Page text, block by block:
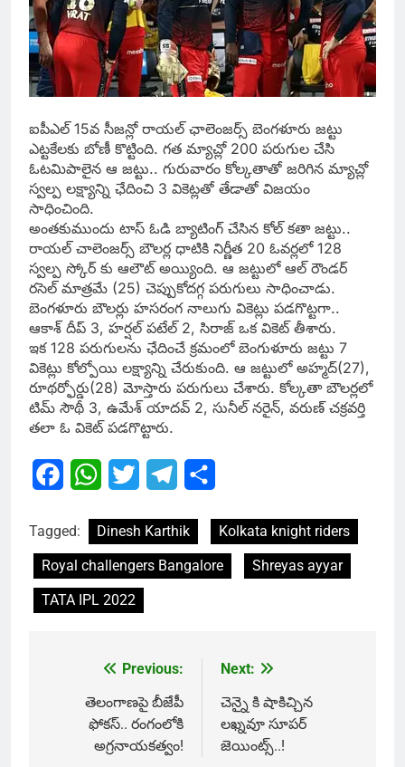
ఐపీఎల్ 15వ సీజన్లో రాయల్ ఛాలెంజర్స్ బెంగళూరు జట్టు
ఎట్టకేలకు బోణీ కొట్టింది. గత మ్యాచ్లో 200 పరుగుల చేసి
ఓటమిపాలైన ఆ జట్టు.. గురువారం కోల్కతాతో జరిగిన మ్యాచ్లో
స్వల్ప లక్ష్యాన్ని ఛేదించి 3 వికెట్లతో తేడాతో విజయం
సాధించింది.
అంతకుముందు టాస్ ఓడి బ్యాటింగ్ చేసిన కోల్ కతా జట్టు..
రాయల్ చాలెంజర్స్ బౌలర్ల ధాటికి నిర్ణీత 20 ఓవర్లలో 128
స్వల్ప స్కోర్ కు ఆలౌట్ అయ్యింది. ఆ జట్టులో ఆల్ రౌండర్
రసెల్ మాత్రమే (25) చెప్పుకోదగ్గ పరుగులు సాధించాడు.
బెంగళూరు బౌలర్లు హసరంగ నాలుగు వికెట్లు పడగొట్టగా..
ఆకాశ్ దీప్ 3, హర్షల్ పటేల్ 2, సిరాజ్ ఒక వికెట్ తీశారు.
ఇక 128 పరుగులను ఛేదించే క్రమంలో బెంగుళూరు జట్టు 7
వికెట్లు కోల్పోయి లక్ష్యాన్ని చేరుకుంది. ఆ జట్టులో అహ్మద్(27),
రూథర్ఫోర్డు(28) మోస్తారు పరుగులు చేశారు. కోల్కతా బౌలర్లలో
టిమ్ సౌథీ 3, ఉమేశ్ యాదవ్ 2, సునీల్ నరైన్, వరుణ్ చక్రవర్తి
తలా ఓ వికెట్ పడగొట్టారు.
FacebookWhatsApp
Twitter Telegram
Tagged: Dinesh Karthik
Kolkata knight riders
Royal challengers Bangalore
Shreyas ayyar
TATA IPL 2022
navigation
Previous:
తెలంగాణపై బీజేపీ
ఫోకస్.. రంగంలోకి
అగ్రనాయకత్వం!
Next:
చెన్నై కి షాకిచ్చిన
లఖ్నవూ సూపర్
జెయింట్స్..!